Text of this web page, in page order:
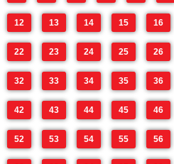
12 13 14 15 16
22 23 24 25 26
32 33 34 35 36
42 43 44 45 46
52 53 54 55 56